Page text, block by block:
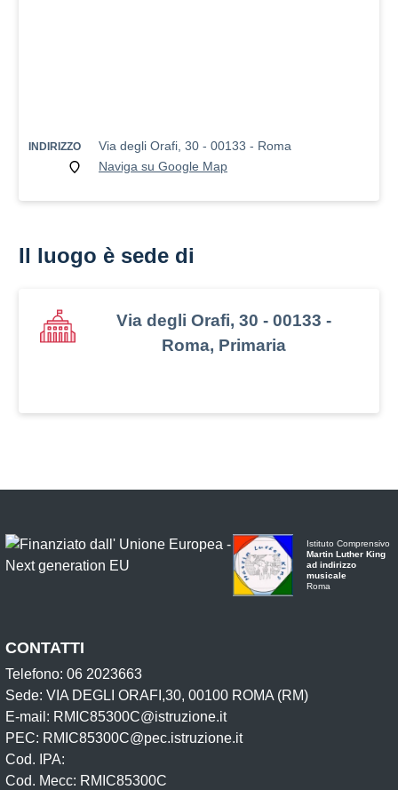
INDIRIZZO
Via degli Orafi, 30 - 00133 - Roma
Naviga su Google Map
Il luogo è sede di
Via degli Orafi, 30 - 00133 -
Roma, Primaria
Istituto Comprensivo
Martin Luther King
ad indirizzo
musicale
Roma
CONTATTI
Telefono: 06 2023663
Sede: VIA DEGLI ORAFI,30, 00100 ROMA (RM)
E-mail: RMIC85300C@istruzione.it
PEC: RMIC85300C@pec.istruzione.it
Cod. IPA:
Cod. Mecc: RMIC85300C